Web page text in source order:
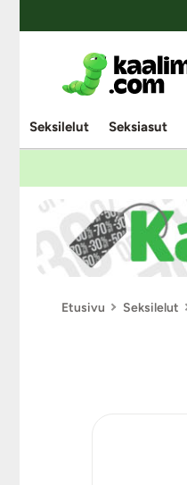
Seksilelut Seksiasut
Etusivu Seksilelut